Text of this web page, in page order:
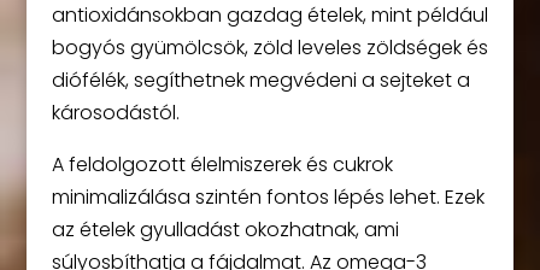
antioxidánsokban gazdag ételek, mint például
bogyós gyümölcsök, zöld leveles zöldségek és
diófélék, segíthetnek megvédeni a sejteket a
károsodástól.
A feldolgozott élelmiszerek és cukrok
minimalizálása szintén fontos lépés lehet. Ezek
az ételek gyulladást okozhatnak, ami
súlyosbíthatja a fájdalmat. Az omega-3